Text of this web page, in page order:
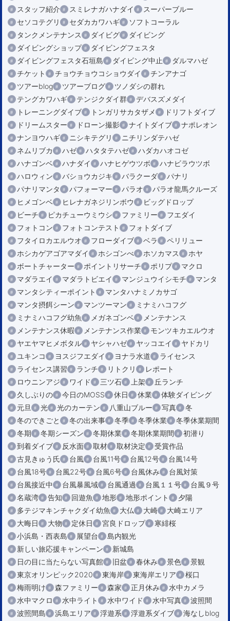
スタッフ紹介
スミレナガハナダイ
スーパーブルー
セソコテグリ
セダカカワハギ
ソフトコーラル
タンクメンテナンス
ダイビグ
ダイビング
ダイビングショップ
ダイビングフェスタ
ダイビングフェスタ石垣島
ダイビング中止
ダルマハゼ
チケット
チョウチョウコショウダイ
チンアナゴ
ツアーblog
ツアーブログ
ツノダシの群れ
テングカワハギ
テンジクダイ群
デバスズメダイ
トレーニングダイブ
トンガリサカタザメ
ドリフトダイブ
ドリームスター
ドローン撮影 ナイトダイブ
ナポレオン
ナンヨウハギ
ニシキテグリ
ニチリンダテハゼ
ネムリブカ
ハゼ ハタタテハゼ
ハダカハオコゼ
ハナゴンベ
ハナダイ ハナヒゲウツボ
ハナビラウツボ
ハロウィン
バショウカジキ バラクーダ
パナリ
パナリマンタ
パフォーマー パラオ
パラオ龍馬クルーズ
ヒメゴンベ
ヒレナガネジリンボウ
ビッグドロップ
ビーチ
ピカチューウミウシ ファミリー
フエダイ
フォトコン
フォトコンテスト
フォトダイブ
フタイロカエルウオ
フローダイブ ベラ
ペリリュー
ホシカゲアゴアマダイ
ホシゴンべ ホソカマス
ホヤ
ボートチャーター
ポイントリサーチ ポリプ
マクロ
マダラエイ
マダラトビエイ マンジュウイシモチ
マンタ
マンタシティーポイント
マンタハナミノカサゴ
マンタ摂餌シーン
マンツーマン
ミナミハコフグ
ミナミハコフグ幼魚
メガネゴンベ
メンテナンス
メンテナンス休暇
メンテナンス作業
モンツキカエルウオ
ヤエヤマヒメボタル
ヤシャハゼ ヤッコエイ
ヤドカリ
ユキンコ
ヨスジフエダイ ヨナラ水道
ライセンス
ライセンス講習
ランチ リトクリ
レポート
ロウニンアジ
ワイド 三ツ石 上架
丘ランチ
久しぶりの
今日のMOSS 休日 休業
体験ダイビング
元旦
光 光のカーテン 八重山ブルー 写真
冬
冬のできごと
冬の出来事 冬季 冬季休業
冬季休業期間
冬期
冬期シーズン 冬期休業 冬期休業期間
初潜り
到着ダイブ
反水面 取材 取材決定
受賞作品
古見きゅう氏
台風 台風11号 台風12号
台風14号
台風18号
台風22号 台風6号 台風休み
台風対策
台風接近中
台風暴風域 台風通過 台風１１号
台風９号
名蔵湾
告知 回遊魚 地形 地形ポイント
夕陽
多テジマキンチャクダイ幼魚
大仏 大崎
大崎エリア
大晦日
大物 定休日 宮良ドロップ
寒緋桜
小浜島・西表島
展望台
島内観光
新しい旅応援キャンペーン
新城島
日の目に当たらない写真館
旧盆 春休み 景色
景観
東京オリンピック2020
東海岸 東海岸エリア
桜口
梅雨明け
森ファミリー 森家 正月休み
水中カメラ
水中マクロ
水中ライト 水中ワイド 水中写真
波照間
波照間島
浜島エリア 浮遊系 浮遊系ダイブ
海なしblog